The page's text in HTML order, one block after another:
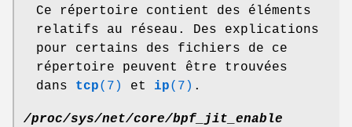
Ce répertoire contient des éléments
relatifs au réseau. Des explications
pour certains des fichiers de ce
répertoire peuvent être trouvées
dans tcp(7) et ip(7) .
/proc/sys/net/core/bpf_jit_enable